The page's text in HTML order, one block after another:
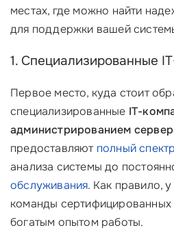
местах, где можно найти
для поддержки вашей
1. Специализированные
Первое место, куда стоит
специализированные IT-
администрированием
предоставляют полный
анализа системы до
обслуживания. Как правило,
команды сертифицированных
богатым опытом работы.